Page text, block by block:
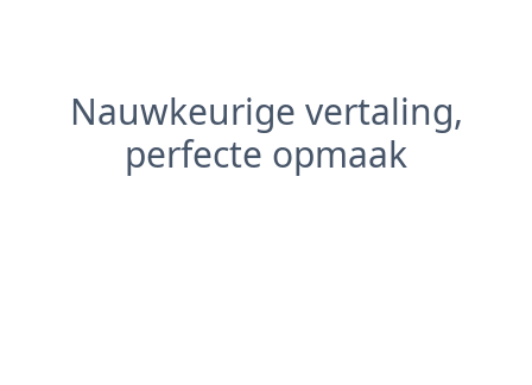
Nauwkeurige vertaling,
perfecte opmaak